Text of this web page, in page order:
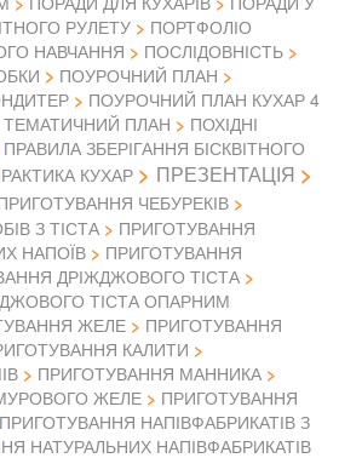
РУЛЕТУ
ПОРТФОЛІО
НАВЧАННЯ
ПОСЛІДОВНІСТЬ
ПОУРОЧНИЙ ПЛАН
ПОУРОЧНИЙ ПЛАН КУХАР 4
ПЛАН
ПОХІДНІ
ПРАВИЛА ЗБЕРІГАННЯ БІСКВІТНОГО
КУХАР
ПРЕЗЕНТАЦІЯ
ЧЕБУРЕКІВ
З ТІСТА
ПРИГОТУВАННЯ
НАПОЇВ
ПРИГОТУВАННЯ
ДРІЖДЖОВОГО ТІСТА
ТІСТА ОПАРНИМ
ЖЕЛЕ
ПРИГОТУВАННЯ
КАЛИТИ
ПРИГОТУВАННЯ МАННИКА
ЖЕЛЕ
ПРИГОТУВАННЯ
ПРИГОТУВАННЯ НАПІВФАБРИКАТІВ З
НАТУРАЛЬНИХ НАПІВФАБРИКАТІВ